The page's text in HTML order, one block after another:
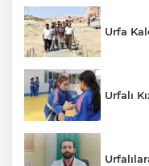
Urfa
Urfalı